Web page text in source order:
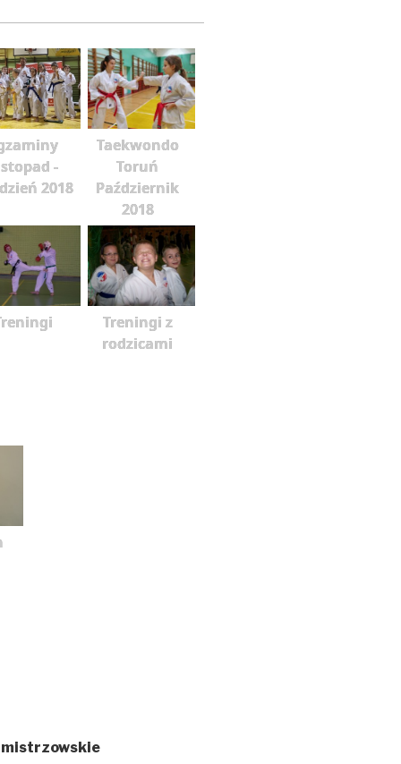
-
2018
Taekwondo
Toruń
Październik
2018
Treningi z
rodzicami
mistrzowskie